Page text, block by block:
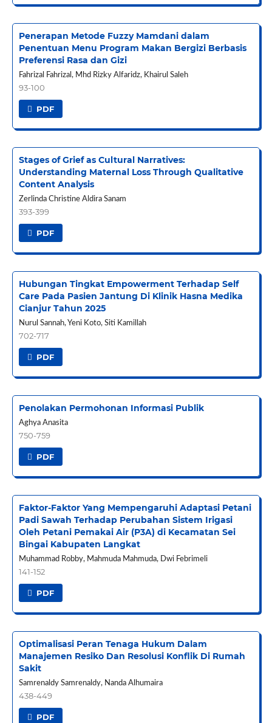
Penerapan Metode Fuzzy Mamdani dalam
Penentuan Menu Program Makan Bergizi Berbasis
Preferensi Rasa dan Gizi
Fahrizal Fahrizal, Mhd Rizky Alfaridz, Khairul Saleh
93-100
PDF
Stages of Grief as Cultural Narratives:
Understanding Maternal Loss Through Qualitative
Content Analysis
Zerlinda Christine Aldira Sanam
393-399
PDF
Hubungan Tingkat Empowerment Terhadap Self
Care Pada Pasien Jantung Di Klinik Hasna Medika
Cianjur Tahun 2025
Nurul Sannah, Yeni Koto, Siti Kamillah
702-717
PDF
Penolakan Permohonan Informasi Publik
Aghya Anasita
750-759
PDF
Faktor-Faktor Yang Mempengaruhi Adaptasi Petani
Padi Sawah Terhadap Perubahan Sistem Irigasi
Oleh Petani Pemakai Air (P3A) di Kecamatan Sei
Bingai Kabupaten Langkat
Muhammad Robby, Mahmuda Mahmuda, Dwi Febrimeli
141-152
PDF
Optimalisasi Peran Tenaga Hukum Dalam
Manajemen Resiko Dan Resolusi Konflik Di Rumah
Sakit
Samrenaldy Samrenaldy, Nanda Alhumaira
438-449
PDF